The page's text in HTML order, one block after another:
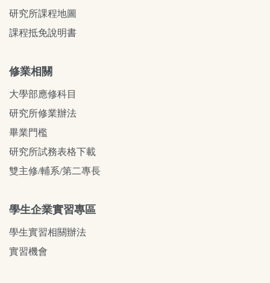
研究所課程地圖
課程抵免說明書
修業相關
大學部應修科目
研究所修業辦法
畢業門檻
研究所試務表格下載
雙主修/輔系/第二專長
學生企業實習專區
學生實習相關辦法
實習機會